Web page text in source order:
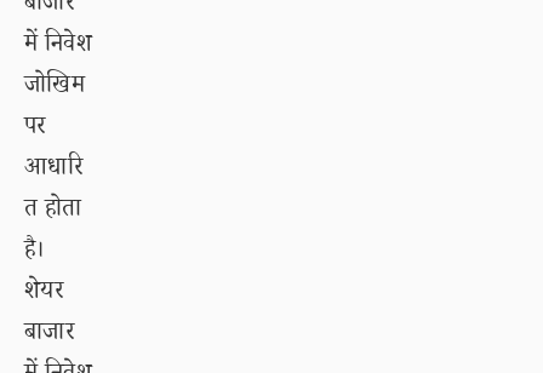
में निवेश
जोखिम
पर
आधारि
त होता
है।
शेयर
बाजार